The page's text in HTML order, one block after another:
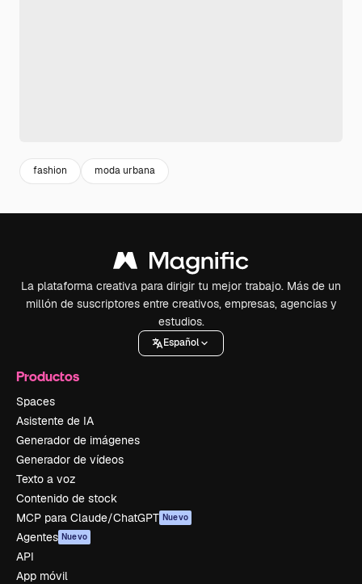
fashion moda urbana
La plataforma creativa para dirigir tu mejor trabajo. Más de un
millón de suscriptores entre creativos, empresas, agencias y
estudios.
Español
Productos
Spaces
Asistente de IA
Generador de imágenes
Generador de vídeos
Texto a voz
Contenido de stock
MCP para Claude/ChatGPT Nuevo
Agentes Nuevo
API
App móvil